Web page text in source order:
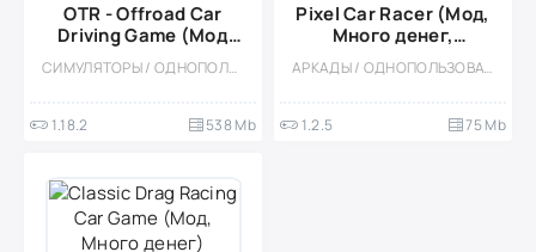
OTR - Offroad Car
Driving Game (Мод
много денег)
СИМУЛЯТОРЫ / ОДНОПОЛЬЗОВАТЕЛЬСКИЕ / СТИЛИЗАЦИЯ / ОФЛАЙН / МОД / 3D / ЭКСТРЕМАЛЬНАЯ ЕЗДА / ВСТРОЕННЫЙ КЕШ / СОРЕВНОВАТЕЛЬНАЯ / МНОГОПОЛЬЗОВАТЕЛЬСКАЯ / PVP
1.18.2 538 Mb
Pixel Car Racer (Мод,
Много денег,
Ящиков)
АРКАДЫ / ОДНОПОЛЬЗОВАТЕЛЬСКИЕ / ПИКСЕЛЬНАЯ / КАЗУАЛЬНЫЕ / МАЛЕНЬКАЯ / ГОНКИ / ДРАГ-РЕЙСИНГ / ОФЛАЙН
1.2.5 75 Mb